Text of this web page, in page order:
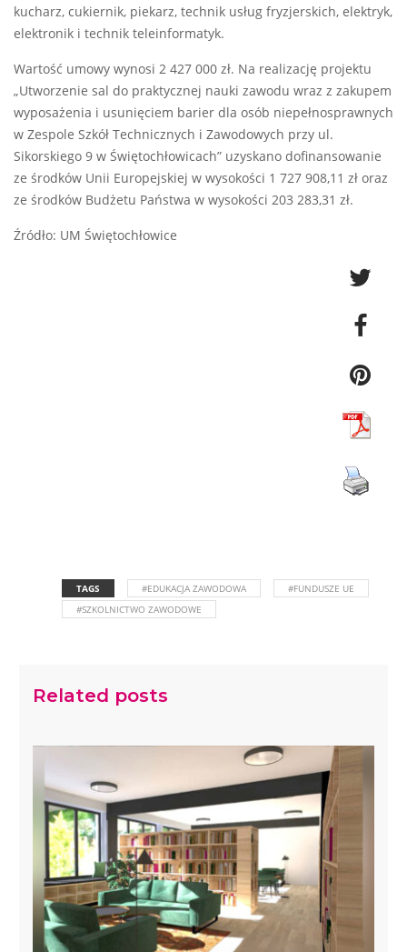
kucharz, cukiernik, piekarz, technik usług fryzjerskich, elektryk,
elektronik i technik teleinformatyk.
Wartość umowy wynosi 2 427 000 zł. Na realizację projektu
„Utworzenie sal do praktycznej nauki zawodu wraz z zakupem
wyposażenia i usunięciem barier dla osób niepełnosprawnych
w Zespole Szkół Technicznych i Zawodowych przy ul.
Sikorskiego 9 w Świętochłowicach” uzyskano dofinansowanie
ze środków Unii Europejskiej w wysokości 1 727 908,11 zł oraz
ze środków Budżetu Państwa w wysokości 203 283,31 zł.
Źródło: UM Świętochłowice
TAGS #EDUKACJA ZAWODOWA
#FUNDUSZE UE
#SZKOLNICTWO ZAWODOWE
Related posts